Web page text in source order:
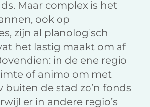
Maar complex is het
ook op
zijn al planologisch
het lastig maakt om af
in de ene regio
of animo om met
buiten de stad zo’n fonds
er in andere regio’s